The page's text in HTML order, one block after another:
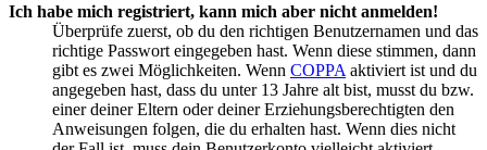
Ich habe mich registriert, kann mich aber nicht anmelden!
Überprüfe zuerst, ob du den richtigen Benutzernamen und das
richtige Passwort eingegeben hast. Wenn diese stimmen, dann
gibt es zwei Möglichkeiten. Wenn COPPA aktiviert ist und du
angegeben hast, dass du unter 13 Jahre alt bist, musst du bzw.
einer deiner Eltern oder deiner Erziehungsberechtigten den
Anweisungen folgen, die du erhalten hast. Wenn dies nicht